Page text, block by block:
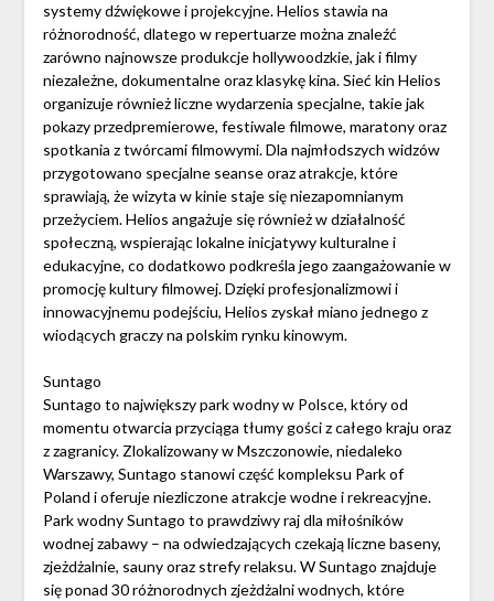
systemy dźwiękowe i projekcyjne. Helios stawia na
różnorodność, dlatego w repertuarze można znaleźć
zarówno najnowsze produkcje hollywoodzkie, jak i filmy
niezależne, dokumentalne oraz klasykę kina. Sieć kin Helios
organizuje również liczne wydarzenia specjalne, takie jak
pokazy przedpremierowe, festiwale filmowe, maratony oraz
spotkania z twórcami filmowymi. Dla najmłodszych widzów
przygotowano specjalne seanse oraz atrakcje, które
sprawiają, że wizyta w kinie staje się niezapomnianym
przeżyciem. Helios angażuje się również w działalność
społeczną, wspierając lokalne inicjatywy kulturalne i
edukacyjne, co dodatkowo podkreśla jego zaangażowanie w
promocję kultury filmowej. Dzięki profesjonalizmowi i
innowacyjnemu podejściu, Helios zyskał miano jednego z
wiodących graczy na polskim rynku kinowym.
Suntago
Suntago to największy park wodny w Polsce, który od
momentu otwarcia przyciąga tłumy gości z całego kraju oraz
z zagranicy. Zlokalizowany w Mszczonowie, niedaleko
Warszawy, Suntago stanowi część kompleksu Park of
Poland i oferuje niezliczone atrakcje wodne i rekreacyjne.
Park wodny Suntago to prawdziwy raj dla miłośników
wodnej zabawy – na odwiedzających czekają liczne baseny,
zjeżdżalnie, sauny oraz strefy relaksu. W Suntago znajduje
się ponad 30 różnorodnych zjeżdżalni wodnych, które